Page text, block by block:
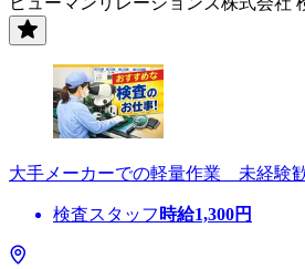
大手メーカーでの軽量作業 未経験
検査スタッフ 時給1,300円